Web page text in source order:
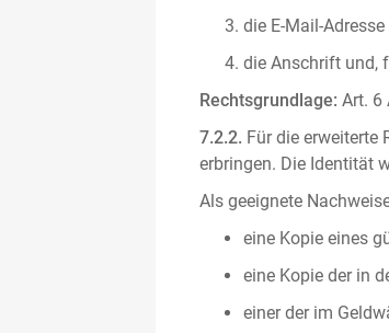
die E-Mail-
die Anschrift und,
Rechtsgrundlage: Art. 6
7.2.2. Für die erweiterte
erbringen. Die Identität
Als geeignete
eine Kopie eines
eine Kopie der in
einer der im